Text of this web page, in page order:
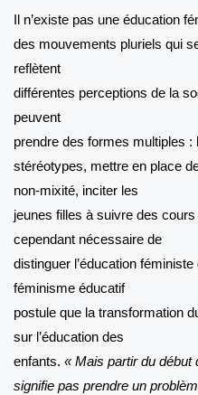
Il n’existe pas une éducation
des mouvements pluriels qui
reflètent
différentes perceptions de la
peuvent
prendre des formes multiples :
stéréotypes, mettre en place
non-mixité, inciter les
jeunes filles à suivre des
cependant nécessaire de
distinguer l’éducation
féminisme éducatif
postule que la transformation
sur l’éducation des
enfants. « Mais partir du début
signifie pas prendre un